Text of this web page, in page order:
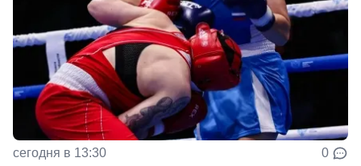
сегодня в 13:30 0